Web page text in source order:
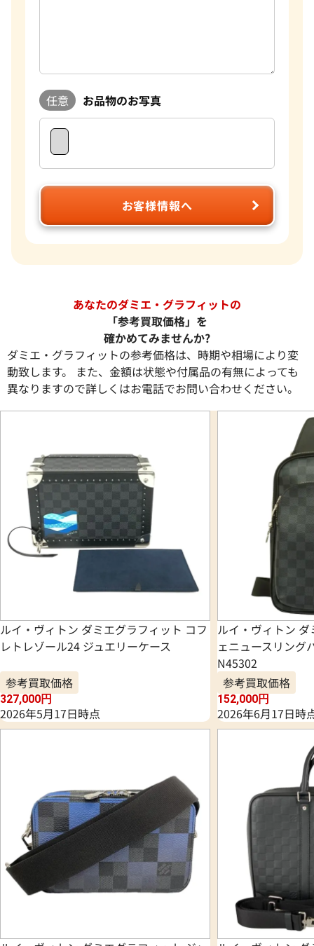
任意 お品物のお写真
お客様情報へ
あなたのダミエ・グラフィットの
「参考買取価格」を
確かめてみませんか?
ダミエ・グラフィットの参考価格は、時期や相場により変
動致します。 また、金額は状態や付属品の有無によっても
異なりますので詳しくはお電話でお問い合わせください。
ルイ・ヴィトン ダミエグラフィット コフ
レトレゾール24 ジュエリーケース
参考買取価格
327,000円
2026年5月17日時点
ルイ・ヴィトン
ェニュースリング
N45302
参考買取価格
152,000円
2026年6月17日時